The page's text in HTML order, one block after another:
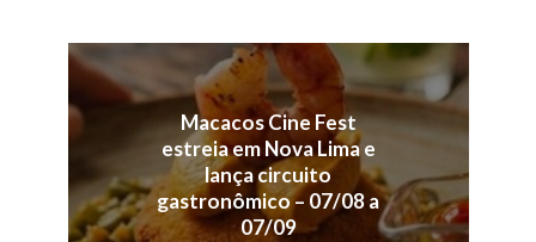
Macacos Cine Fest
estreia em Nova Lima e
lança circuito
gastronômico – 07/08 a
07/09